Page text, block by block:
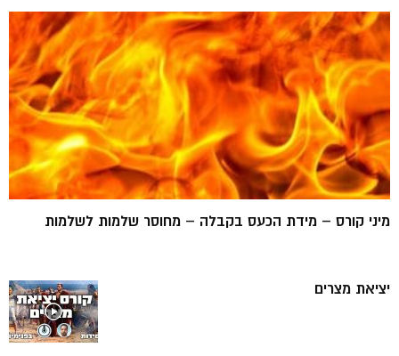
מיני קורס – מידת הכעס בקבלה – מחוסר שלמות לשלמות
יציאת מצרים